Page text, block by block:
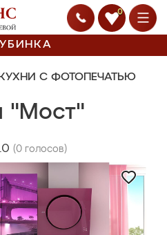
0
КУХНИ С ФОТОПЕЧАТЬЮ
"Мост"
(0 голосов)